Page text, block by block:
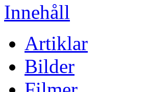
Innehåll
Artiklar
Bilder